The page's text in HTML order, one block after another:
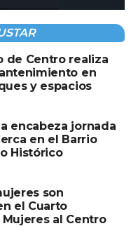
en esta segunda
representan el
y señaló que este
capacidad y
económico de sus
de Centro realiza
en
y espacios
encabeza jornada
en el Barrio
Histórico
son
el Cuarto
al Centro